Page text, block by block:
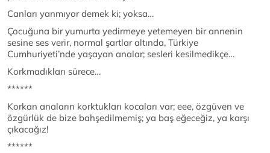
Canları yanmıyor demek ki; yoksa…
Çocuğuna bir yumurta yedirmeye yetemeyen bir annenin
sesine ses verir, normal şartlar altında, Türkiye
Cumhuriyeti’nde yaşayan analar; sesleri kesilmedikçe…
Korkmadıkları sürece…
******
Korkan anaların korktukları kocaları var; eee, özgüven ve
özgürlük de bize bahşedilmemiş; ya baş eğeceğiz, ya karşı
çıkacağız!
******